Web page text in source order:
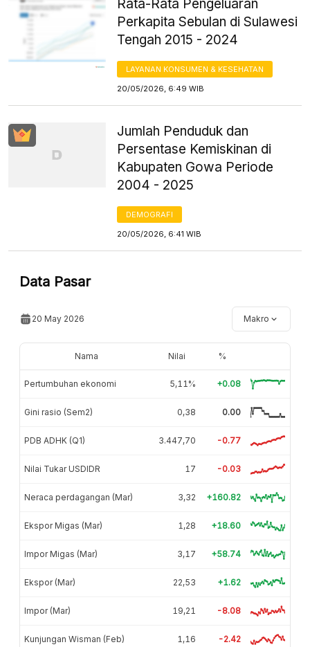
Rata-Rata Pengeluaran
Perkapita Sebulan di Sulawesi
Tengah 2015 - 2024
LAYANAN KONSUMEN & KESEHATAN
20/05/2026, 6:49 WIB
Jumlah Penduduk dan
Persentase Kemiskinan di
Kabupaten Gowa Periode
2004 - 2025
DEMOGRAFI
20/05/2026, 6:41 WIB
Data Pasar
20 May 2026 Makro
Nama Nilai %
Pertumbuhan ekonomi 5,11% +0.08
Gini rasio (Sem2) 0,38 0.00
PDB ADHK (Q1) 3.447,70 -0.77
Nilai Tukar USDIDR 17 -0.03
Neraca perdagangan (Mar) 3,32 +160.82
Ekspor Migas (Mar) 1,28 +18.60
Impor Migas (Mar) 3,17 +58.74
Ekspor (Mar) 22,53 +1.62
Impor (Mar) 19,21 -8.08
Kunjungan Wisman (Feb) 1,16 -2.42